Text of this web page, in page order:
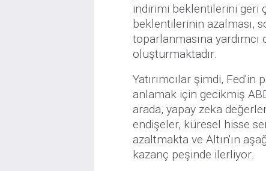
indirimi beklentilerini geri
beklentilerinin azalması,
toparlanmasına
oluşturmaktadır.
Yatırımcılar şimdi,
anlamak için gecikmiş
arada, yapay zeka
endişeler, küresel hisse
azaltmakta ve Altın'ın
kazanç peşinde ilerliyor.